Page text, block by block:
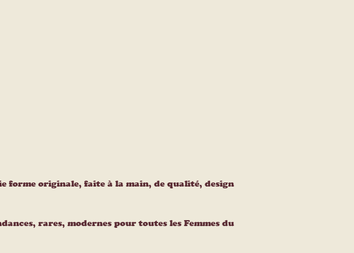
forme originale, faite à la main, de qualité, design
rares, modernes pour toutes les Femmes du